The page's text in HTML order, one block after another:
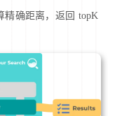
精确距离，返回 topK